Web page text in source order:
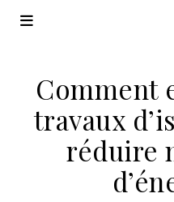
Comment
travaux
réduire